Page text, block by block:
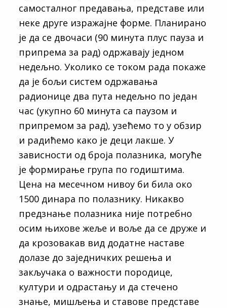
самосталног предавања, представе или
неке друге изражајне форме. Планирано
је да се двочаси (90 минута плус пауза и
припрема за рад) одржавају једном
недељно. Уколико се током рада покаже
да је бољи систем одржавања
радионице два пута недељно по један
час (укупно 60 минута са паузом и
припремом за рад), узећемо то у обзир
и радићемо како је деци лакше. У
зависности од броја полазника, могуће
је формирање група по годиштима.
Цена на месечном нивоу би била око
1500 динара по полазнику. Никакво
предзнање полазника није потребно
осим њихове жеље и воље да се друже и
да крозовакав вид додатне наставе
долазе до заједничких решења и
закључака о важности породице,
култури и одрастању и да стечено
знање, мишљења и ставове представе